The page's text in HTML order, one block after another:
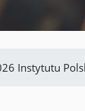
Instytutu